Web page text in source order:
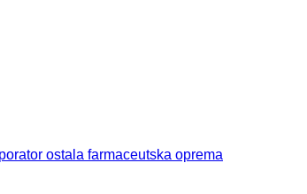
ostala farmaceutska oprema